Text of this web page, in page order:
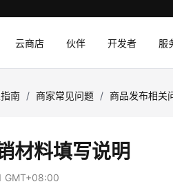
云商店 伙伴 开发者 服
南 / 商家常见问题 / 商品发布相关
材料填写说明
GMT+08:00